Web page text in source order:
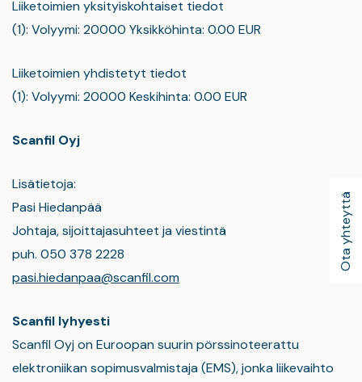
Ota yhteyttä
Liiketoimien yksityiskohtaiset tiedot
(1): Volyymi: 20000 Yksikköhinta: 0.00 EUR
Liiketoimien yhdistetyt tiedot
(1): Volyymi: 20000 Keskihinta: 0.00 EUR
Scanfil Oyj
Lisätietoja:
Pasi Hiedanpää
Johtaja, sijoittajasuhteet ja viestintä
puh. 050 378 2228
pasi.hiedanpaa@scanfil.com
Scanfil lyhyesti
Scanfil Oyj on Euroopan suurin pörssinoteerattu
elektroniikan sopimusvalmistaja (EMS), jonka liikevaihto